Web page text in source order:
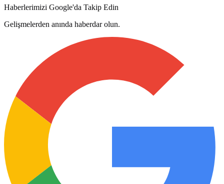
Haberlerimizi Google'da Takip Edin
Gelişmelerden anında haberdar olun.